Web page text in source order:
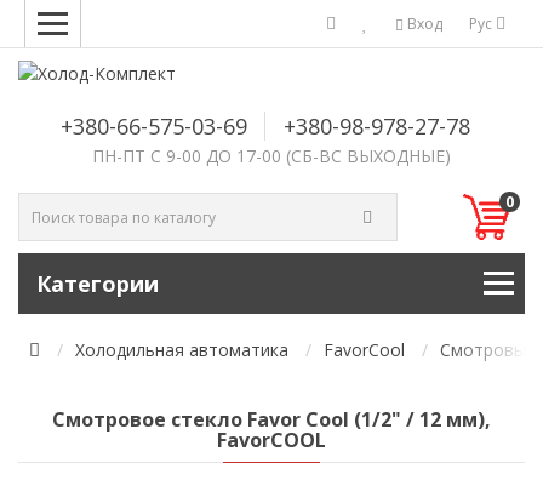
Рус
Вход
+380-66-575-03-69 +380-98-978-27-78
ПН-ПТ С 9-00 ДО 17-00 (СБ-ВС ВЫХОДНЫЕ)
0
Категории
Холодильная автоматика FavorCool Смотровые
Смотровое стекло Favor Cool (1/2" / 12 мм),
FavorCOOL